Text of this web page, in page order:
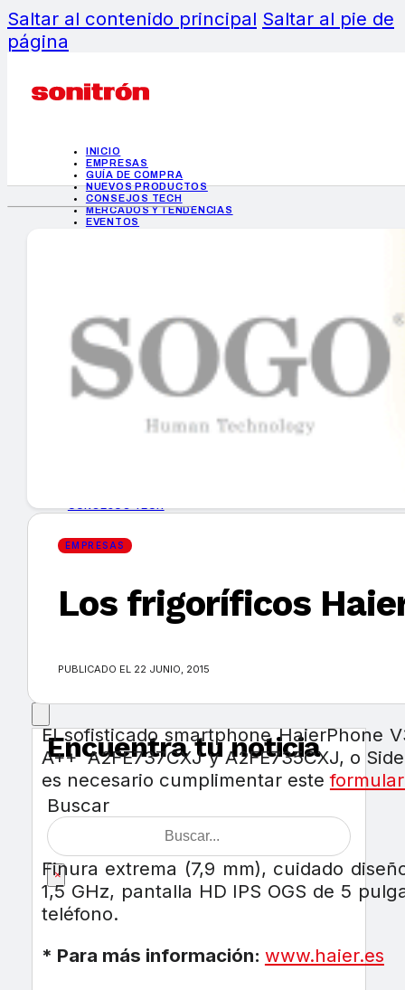
Saltar al contenido principal Saltar al pie de
página
INICIO
EMPRESAS
GUÍA DE COMPRA
NUEVOS PRODUCTOS
CONSEJOS TECH
MERCADOS Y TENDENCIAS
EVENTOS
INICIO
EMPRESAS
GUÍA DE COMPRA
MERCADOS Y TENDENCIAS
Encuentra tu noticia
Buscar
×
EMPRESAS
Los frigoríficos
PUBLICADO EL 22 JUNIO, 2015
El sofisticado smartphone HaierPhone
A++ A2FE737CXJ y A2FE735CXJ, o
es necesario cumplimentar este
Finura extrema (7,9 mm), cuidado
1,5 GHz, pantalla HD IPS OGS de 5
teléfono.
* Para más información: www.haier.es